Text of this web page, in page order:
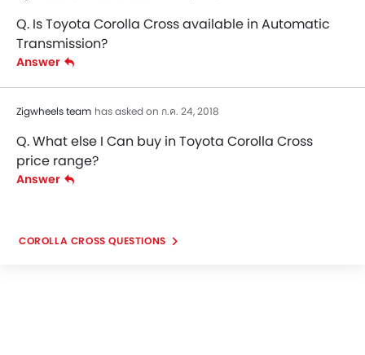
Q. Is Toyota Corolla Cross available in Automatic
Transmission?
Answer
Zigwheels team has asked on ก.ค. 24, 2018
Q. What else I Can buy in Toyota Corolla Cross
price range?
Answer
COROLLA CROSS QUESTIONS